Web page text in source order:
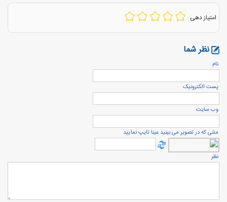
امتیاز دهی
نظر شما
نام
پست الكترونيک
وب سایت
متنی که در تصویر می بینید عینا تایپ نمایید
نظر